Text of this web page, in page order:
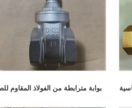
بوابة مترابطة من الفولاذ المقاوم